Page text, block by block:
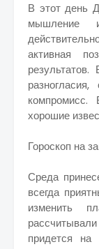
В этот день
мышление
активная
компромисс.
хорошие
Гороскоп на
Среда
всегда
изменить
придется